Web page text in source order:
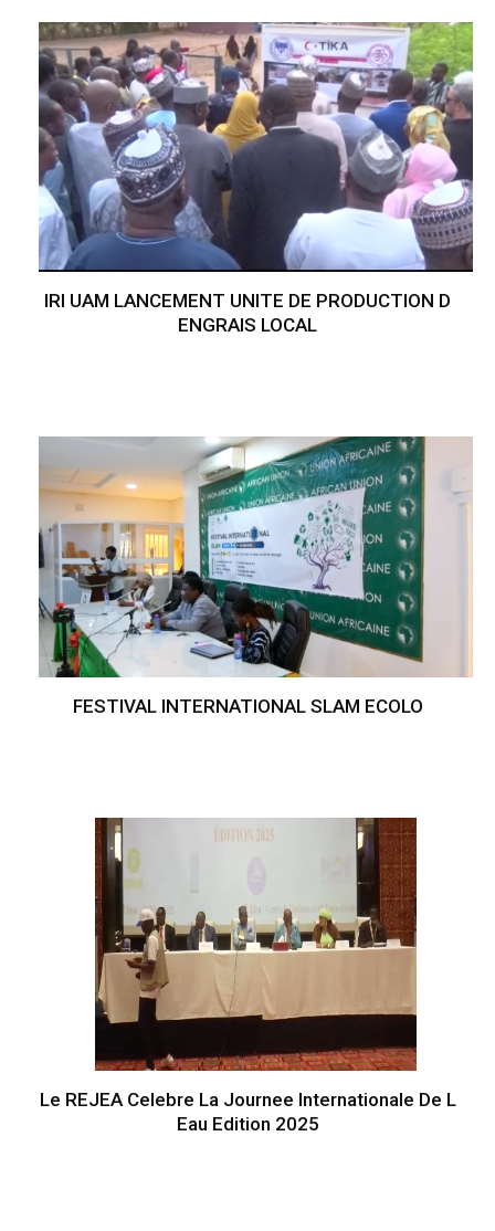
IRI UAM LANCEMENT UNITE DE PRODUCTION D
ENGRAIS LOCAL
FESTIVAL INTERNATIONAL SLAM ECOLO
Le REJEA Celebre La Journee Internationale De L
Eau Edition 2025